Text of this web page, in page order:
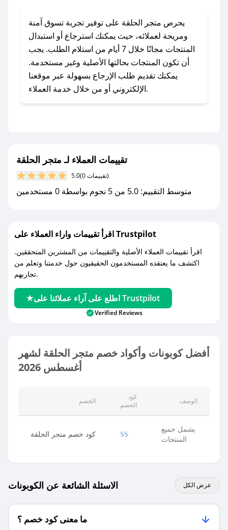
### كيف تحصل على كوبونات خصم حصرية من
متجر الحلقة؟
للحصول على كوبونات وخصومات حصرية، قم بما
يلي:
- اضغط على أيقونة متابعة لمتجر متجر الحلقة في
جديد.
مع صحصح، تسوق بذكاء ووفّر على كل مشترياتك مع
كوبونات خصم حصرية من متجر الحلقة!
يحرص متجر الحلقة على توفير تجربة تسوق آمنة
ومريحة لعملائه، حيث يمكنك استرجاع أو استبدال
المنتجات مجانًا خلال 7 أيام من استلام الطلب. يجب
أن تكون المنتجات بحالتها الأصلية وغير مستخدمة.
يمكنك تقديم طلب الإرجاع بسهولة عبر موقعنا
الإلكتروني أو من خلال خدمة العملاء.
تقييمات العملاء لـ متجر الحلقة
5.0 (0 تقييمات)
متوسط التقييم: 5.0 من 5 نجوم بواسطة 0 مستخدمين
اقرأ تقييمات واراء العملاء على Trustpilot
اقرأ تقييمات العملاء الأصلية والتقييمات من المشترين المتحققين.
اكتشف ما يعتقده المستخدمون الحقيقيون حول خدمتنا وتعلم من
تجاربهم.
اطلع على آراء عملائنا على Trustpilot
Verified Reviews
أفضل كوبونات وأكواد خصم متجر الحلقة لشهر
أغسطس 2026
الخصم
كود
الخصم
الوصف
كود خصم متجر الحلقة SS
يشمل جميع
المنتجات
الاسئلة الشائعة عن الكوبونات عرض الكل
ما معنى كود خصم ؟